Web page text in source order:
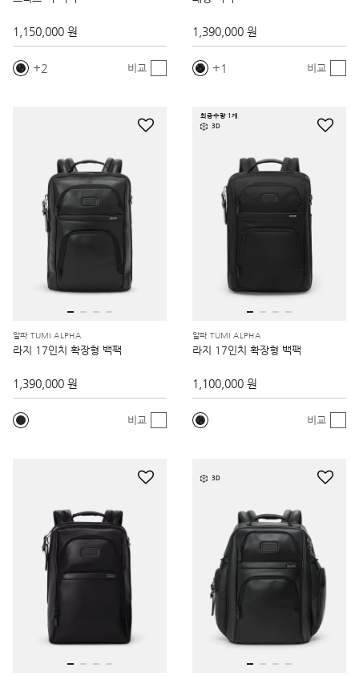
1,150,000 원
2 비교
1,390,000 원
1 비교
알파 TUMI ALPHA
라지 17인치 확장형 백팩
1,390,000 원
비교
최종수량 1개
3D
알파 TUMI ALPHA
라지 17인치 확장형 백팩
1,100,000 원
비교
3D